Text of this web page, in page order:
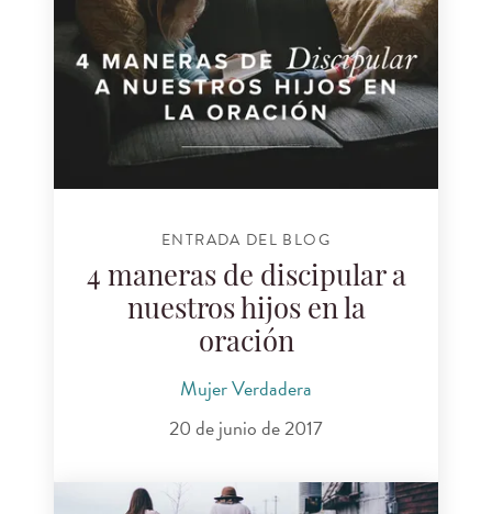
ENTRADA DEL BLOG
4 maneras de discipular a
nuestros hijos en la
oración
Mujer Verdadera
20 de junio de 2017